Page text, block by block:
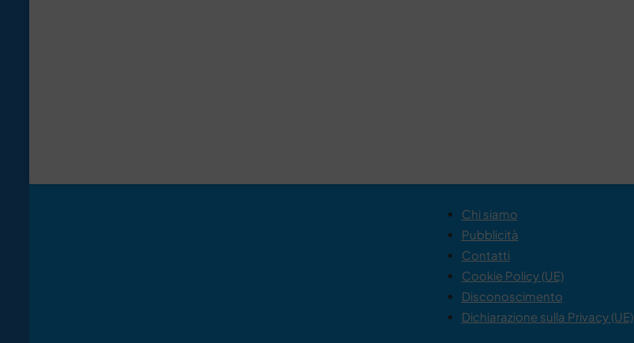
Chi siamo
Pubblicità
Contatti
Cookie Policy (UE)
Disconoscimento
Dichiarazione sulla Privacy (UE)